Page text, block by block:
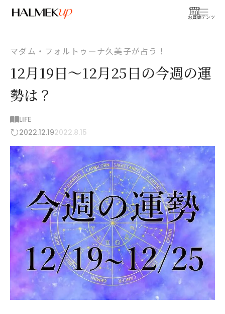
お買物
コンテンツ
マダム・フォルトゥーナ久美子が占う！
12月19日～12月25日の今週の運
勢は？
LIFE
2022.12.192022.8.15